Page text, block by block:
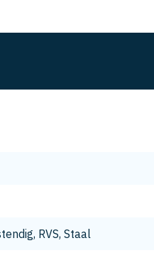
RVS, Staal